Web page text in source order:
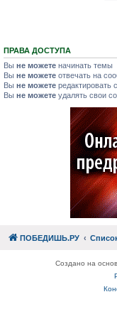
ПРАВА ДОСТУПА
Вы не можете начинать темы
Вы не можете отвечать на
Вы не можете редактировать
Вы не можете удалять свои
ПОБЕДИШЬ.РУ
Создано на